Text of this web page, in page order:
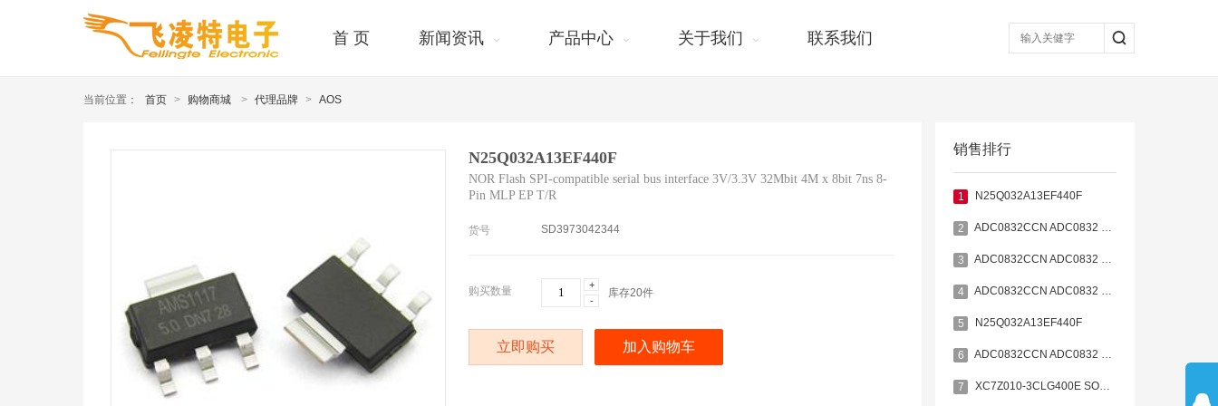
首 页 新闻资讯 产品中心 关于我们 联系我们
当前位置： 首页 > 购物商城 > 代理品牌 > AOS
N25Q032A13EF440F
NOR Flash SPI-compatible serial bus interface 3V/3.3V 32Mbit 4M x 8bit 7ns 8-
Pin MLP EP T/R
货号 SD3973042344
购买数量
+
-
库存20件
立即购买 加入购物车
销售排行
1 N25Q032A13EF440F
2 ADC0832CCN ADC0832 DIP-8
3 ADC0832CCN ADC0832 DIP-8
4 ADC0832CCN ADC0832 DIP-8
5 N25Q032A13EF440F
6 ADC0832CCN ADC0832 DIP-8
7 XC7Z010-3CLG400E SOC CORTEX-A9 ARTIX-7 400BGA